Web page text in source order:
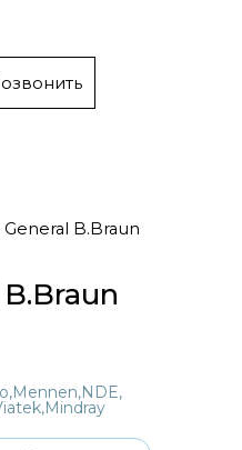
B.Braun